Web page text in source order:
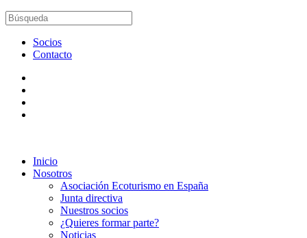
Socios
Contacto
Inicio
Nosotros
Asociación Ecoturismo en España
Junta directiva
Nuestros socios
¿Quieres formar parte?
Noticias